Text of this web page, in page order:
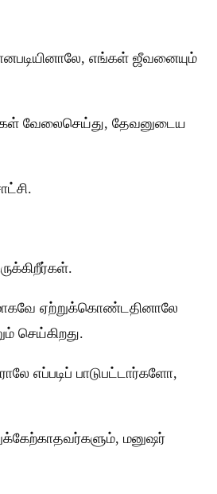
எங்கள் ஜீவனையும்
வேலைசெய்து, தேவனுடைய
ஏற்றுக்கொண்டதினாலே
செய்கிறது.
எப்படிப் பாடுபட்டார்களோ,
மனுஷர்